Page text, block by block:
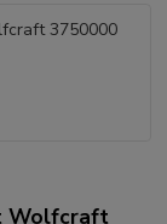
Wolfcraft